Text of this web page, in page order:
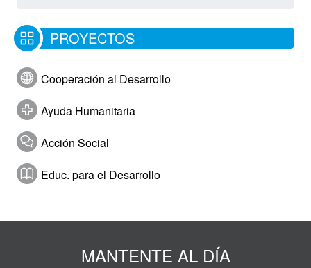
PROYECTOS
Cooperación al Desarrollo
Ayuda Humanitaria
Acción Social
Educ. para el Desarrollo
MANTENTE AL DÍA